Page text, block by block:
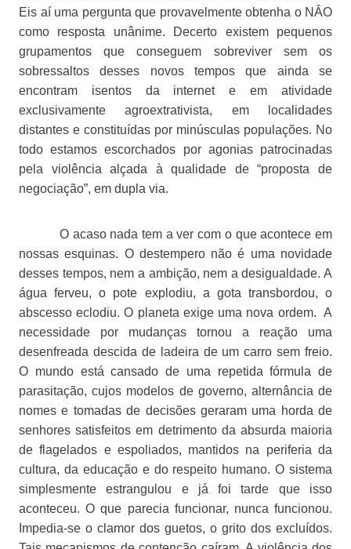
Eis aí uma pergunta que provavelmente obtenha o NÂO
como resposta unânime. Decerto existem pequenos
grupamentos que conseguem sobreviver sem os
sobressaltos desses novos tempos que ainda se
encontram isentos da internet e em atividade
exclusivamente agroextrativista, em localidades
distantes e constituídas por minúsculas populações. No
todo estamos escorchados por agonias patrocinadas
pela violência alçada à qualidade de “proposta de
negociação”, em dupla via.
O acaso nada tem a ver com o que acontece em
nossas esquinas. O destempero não é uma novidade
desses tempos, nem a ambição, nem a desigualdade. A
água ferveu, o pote explodiu, a gota transbordou, o
abscesso eclodiu. O planeta exige uma nova ordem. A
necessidade por mudanças tornou a reação uma
desenfreada descida de ladeira de um carro sem freio.
O mundo está cansado de uma repetida fórmula de
parasitação, cujos modelos de governo, alternância de
nomes e tomadas de decisões geraram uma horda de
senhores satisfeitos em detrimento da absurda maioria
de flagelados e espoliados, mantidos na periferia da
cultura, da educação e do respeito humano. O sistema
simplesmente estrangulou e já foi tarde que isso
aconteceu. O que parecia funcionar, nunca funcionou.
Impedia-se o clamor dos guetos, o grito dos excluídos.